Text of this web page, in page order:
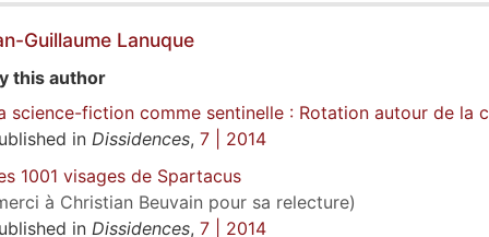
Guillaume Lanuque
this author
science-fiction comme sentinelle : Rotation autour de la
in Dissidences, 7 | 2014
1001 visages de Spartacus
à Christian Beuvain pour sa relecture)
in Dissidences, 7 | 2014